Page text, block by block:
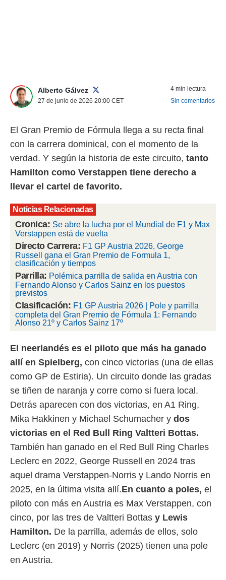
y
más
nuestra
y
disponible
cookies
aceptar
que
se
para
ni para
o
aunque
no
Puedes
acceder a
web a
abono
Alberto Gálvez
27 de junio de 2026 20:00 CET
4 min lectura
Sin comentarios
El Gran Premio de Fórmula llega a su recta final
con la carrera dominical, con el momento de la
verdad. Y según la historia de este circuito, tanto
Hamilton como Verstappen tiene derecho a
llevar el cartel de favorito.
Noticias Relacionadas
Cronica: Se abre la lucha por el Mundial de F1 y Max
Verstappen está de vuelta
Directo Carrera: F1 GP Austria 2026, George
Russell gana el Gran Premio de Formula 1,
clasificación y tiempos
Parrilla: Polémica parrilla de salida en Austria con
Fernando Alonso y Carlos Sainz en los puestos
previstos
Clasificación: F1 GP Austria 2026 | Pole y parrilla
completa del Gran Premio de Fórmula 1: Fernando
Alonso 21º y Carlos Sainz 17º
El neerlandés es el piloto que más ha ganado
allí en Spielberg, con cinco victorias (una de ellas
como GP de Estiria). Un circuito donde las gradas
se tiñen de naranja y corre como si fuera local.
Detrás aparecen con dos victorias, en A1 Ring,
Mika Hakkinen y Michael Schumacher y dos
victorias en el Red Bull Ring Valtteri Bottas.
También han ganado en el Red Bull Ring Charles
Leclerc en 2022, George Russell en 2024 tras
aquel drama Verstappen-Norris y Lando Norris en
2025, en la última visita allí.En cuanto a poles, el
piloto con más en Austria es Max Verstappen, con
cinco, por las tres de Valtteri Bottas y Lewis
Hamilton. De la parrilla, además de ellos, solo
Leclerc (en 2019) y Norris (2025) tienen una pole
en Austria.